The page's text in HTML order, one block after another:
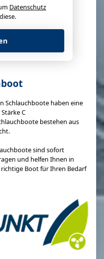
Datenschutz
Schlauchboote haben eine
C
bestehen aus
sind sofort
und helfen Ihnen in
Boot für Ihren Bedarf